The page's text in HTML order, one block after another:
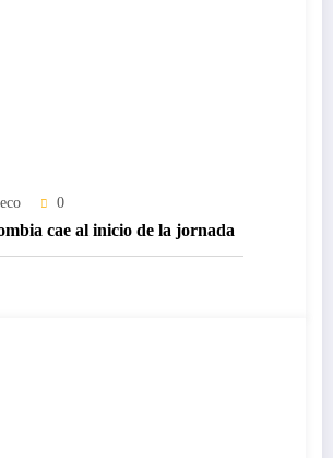
0
cae al inicio de la jornada